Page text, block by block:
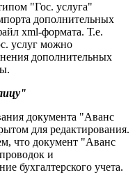
"Гос. услуга"
дополнительных
xml-формата. Т.е.
услуг можно
дополнительных
документа "Аванс
для редактирования.
что документ "Аванс
и
бухгалтерского учета.